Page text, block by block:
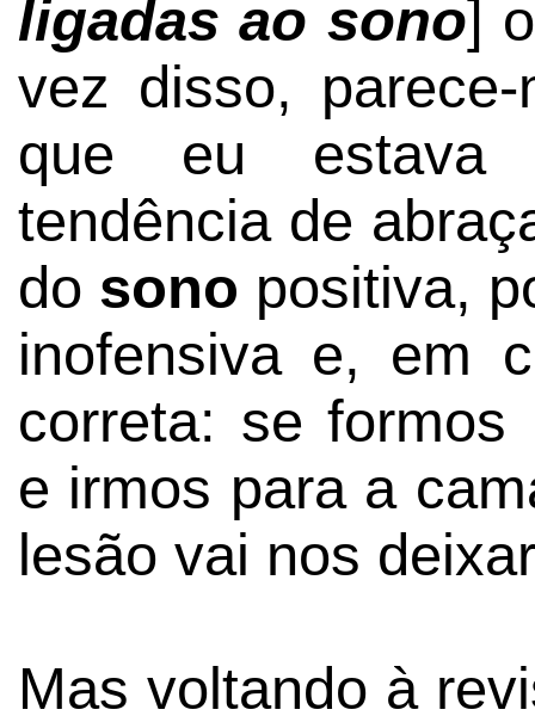
ligadas ao sono]
vez disso,
que eu estava
tendência de
do sono positiva,
inofensiva e, em
correta: se
e irmos para a
lesão vai nos
Mas voltando à